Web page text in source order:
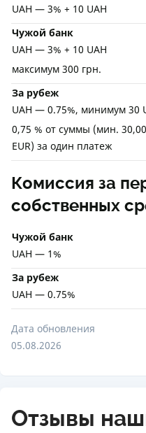
UAH — 3% + 10 UAH
Чужой банк
UAH — 3% + 10 UAH
максимум 300 грн.
За рубеж
UAH — 0.75%, минимум 30
0,75 % от суммы (мин.
EUR) за один платеж
Комиссия за
собственных
Чужой банк
UAH — 1%
За рубеж
UAH — 0.75%
Дата обновления
05.08.2026
Отзывы